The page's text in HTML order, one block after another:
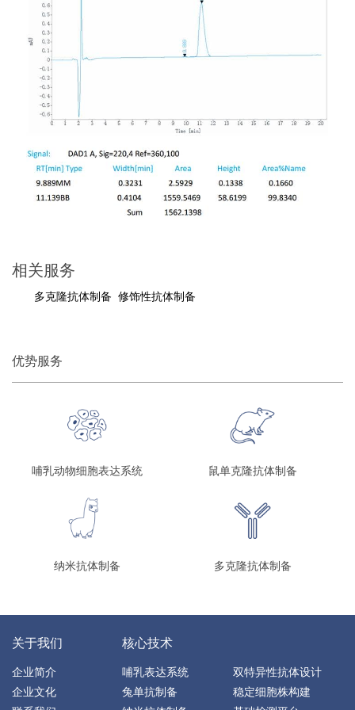
相关服务
多克隆抗体制备 修饰性抗体制备
优势服务
哺乳动物细胞表达系统 鼠单克隆抗体制备
纳米抗体制备 多克隆抗体制备
关于我们
企业简介
企业文化
核心技术
哺乳表达系统
兔单抗制备
双特异性抗体设计
稳定细胞株构建